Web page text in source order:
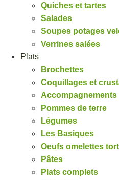
Quiches et tartes
Salades
Soupes potages
Verrines salées
Plats
Brochettes
Coquillages et
Accompagnements
Pommes de terre
Légumes
Les Basiques
Oeufs omelettes
Pâtes
Plats complets